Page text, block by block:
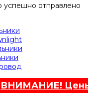
отправлено
ВНИМАНИЕ! Цены